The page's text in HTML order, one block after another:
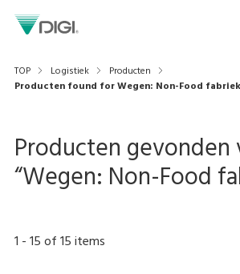
TOP Logistiek
Producten
Producten found for Wegen: Non-Food
Producten gevonden
“Wegen: Non-Food
1 -15of15items